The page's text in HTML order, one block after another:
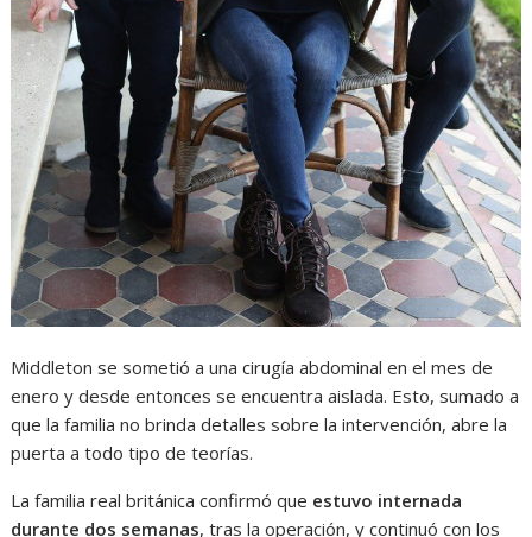
Middleton se sometió a una cirugía abdominal en el mes de
enero y desde entonces se encuentra aislada. Esto, sumado a
que la familia no brinda detalles sobre la intervención, abre la
puerta a todo tipo de teorías.
La familia real británica confirmó que estuvo internada
durante dos semanas, tras la operación, y continuó con los